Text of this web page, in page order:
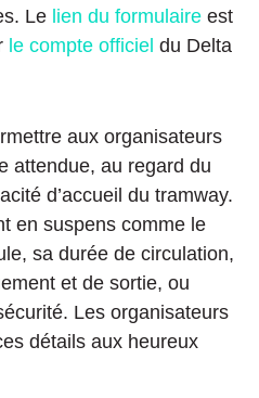
Le lien du formulaire est
le compte officiel du Delta
aux organisateurs
attendue, au regard du
d’accueil du tramway.
en suspens comme le
sa durée de circulation,
et de sortie, ou
Les organisateurs
détails aux heureux